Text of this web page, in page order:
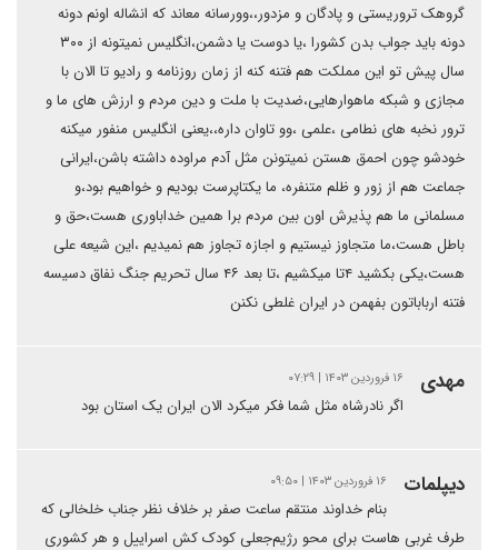
گروهک تروریستی و پادگان و مزدور،،وورسانه معاند که انشاله اونم دونه
دونه باید جواب بدن کشورا ،یا دوست یا دشمن،انگلیس نمیتونه از ۳۰۰
سال پیش تو این مملکت هم فتنه کنه از زمان روزنامه و رادیو تا الان با
مجازی و شبکه ماهوارهایی،ضدیت با ملت و دین مردم و ارزش های ما و
ترور نخبه های نطامی ،علمی ،وو تاوان داره،،یعنی انگلیس منفور میکنه
خودشو چون احمق هستن نمیتونن مثل آدم مراوده داشته باشن،ایرانی
جماعت هم از زور و ظلم متنفره، ما یکتاپرست بودیم و خواهیم بود،و
مسلمانی ما هم پذیرش اون بین مردم برا همین خداباوری هست،حق و
باطل هست،ما متجاوز نیستیم و اجازه تجاوز هم نمیدیم ،این شیعه علی
هست،یکی بکشید ۴تا میکشیم ،تا بعد ۴۶ سال تحریم جنگ نفاق دسیسه
فتنه ارباباتون بفهمن در ایران غلطی نکنن
مهدی ۱۶ فروردین ۱۴۰۳ | ۰۷:۲۹
اگر نادرشاه مثل شما فکر میکرد الان ایران یک استان بود
دیپلمات ۱۶ فروردین ۱۴۰۳ | ۰۹:۵۰
بنام خداوند منتقم ساعت صفر بر خلاف نظر جناب خلخالی که
طرف غربی هاست برای محو رژیم‌جعلی کودک کش اسراییل و هر کشوری